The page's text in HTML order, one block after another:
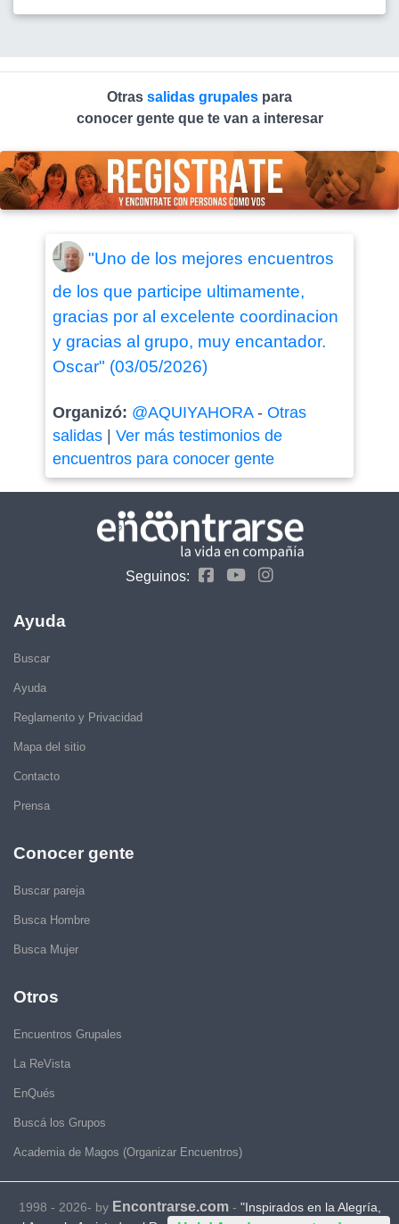
Otras salidas grupales para
conocer gente que te van a interesar
"Uno de los mejores encuentros
de los que participe ultimamente,
gracias por al excelente coordinacion
y gracias al grupo, muy encantador.
Oscar" (03/05/2026)
Organizó: @AQUIYAHORA- Otras
salidas| Ver más testimonios de
encuentros para conocer gente
Seguinos:
Ayuda
Buscar
Ayuda
Reglamento y Privacidad
Mapa del sitio
Contacto
Prensa
Conocer gente
Buscar pareja
Busca Hombre
Busca Mujer
Otros
Encuentros Grupales
La ReVista
EnQués
Buscá los Grupos
Academia de Magos (Organizar Encuentros)
1998 - 2026- by Encontrarse.com- "Inspirados en la Alegría,